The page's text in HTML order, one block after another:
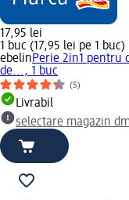
17,95 lei
1 buc (17,95 lei pe 1 buc)
ebelinPerie 2in1 pentru
de..., 1 buc
(5)
Livrabil
selectare magazin